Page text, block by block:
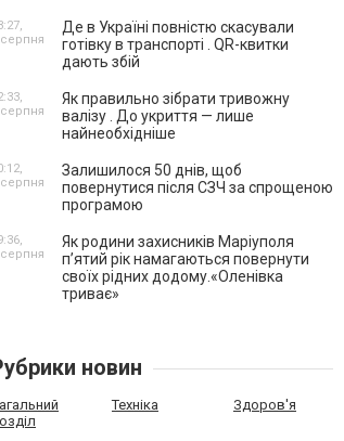
Де в Україні повністю скасували
готівку в транспорті . QR-квитки
дають збій
Як правильно зібрати тривожну
валізу . До укриття — лише
найнеобхідніше
Залишилося 50 днів, щоб
повернутися після СЗЧ за спрощеною
програмою
Як родини захисників Маріуполя
пʼятий рік намагаються повернути
своїх рідних додому.«Оленівка
триває»
новин
Техніка Здоров'я